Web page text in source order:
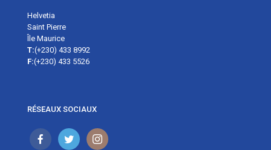
Helvetia
Saint Pierre
Île Maurice
T:(+230) 433 8992
F:(+230) 433 5526
RÉSEAUX SOCIAUX